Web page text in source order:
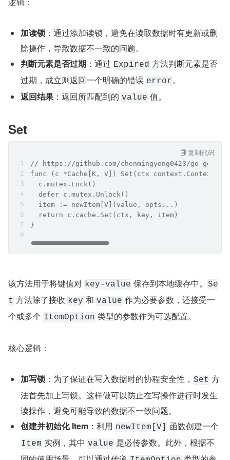
加读锁 ：通过添加读锁，避免在读取数据时有更新或删
除操作，导致数据不一致的问题。
判断元素是否过期 ：通过 Expired 方法判断元素是否
过期，成立则返回一个明确的错误 error。
返回结果 ：返回所匹配到的 value 值。
Set
// https://github.com/chenmingyong0423/go-
func (c *Cache[K, V]) Set(ctx
  c.mutex.Lock()
  defer c.mutex.Unlock()
  item := newItem[V](value, opts...)
  return c.cache.Set(ctx, key, item)
}
复制代码
该方法用于将键值对 key-value 保存到本地缓存中。
Se
t 方法除了接收 key 和 value 作为必要参数，还接受一
个或多个 ItemOption 类型的参数作为可选配置。
核心逻辑：
加写锁 ：为了保证在写入数据时的协程安全性， Set 方
法首先加上写锁。这样做可以防止在写操作进行时发生
读操作，避免可能导致的数据不一致问题。
创建并初始化 Item ：利用 newItem[V]
Item 实例，其中 value 是必传参数。此外，根据不